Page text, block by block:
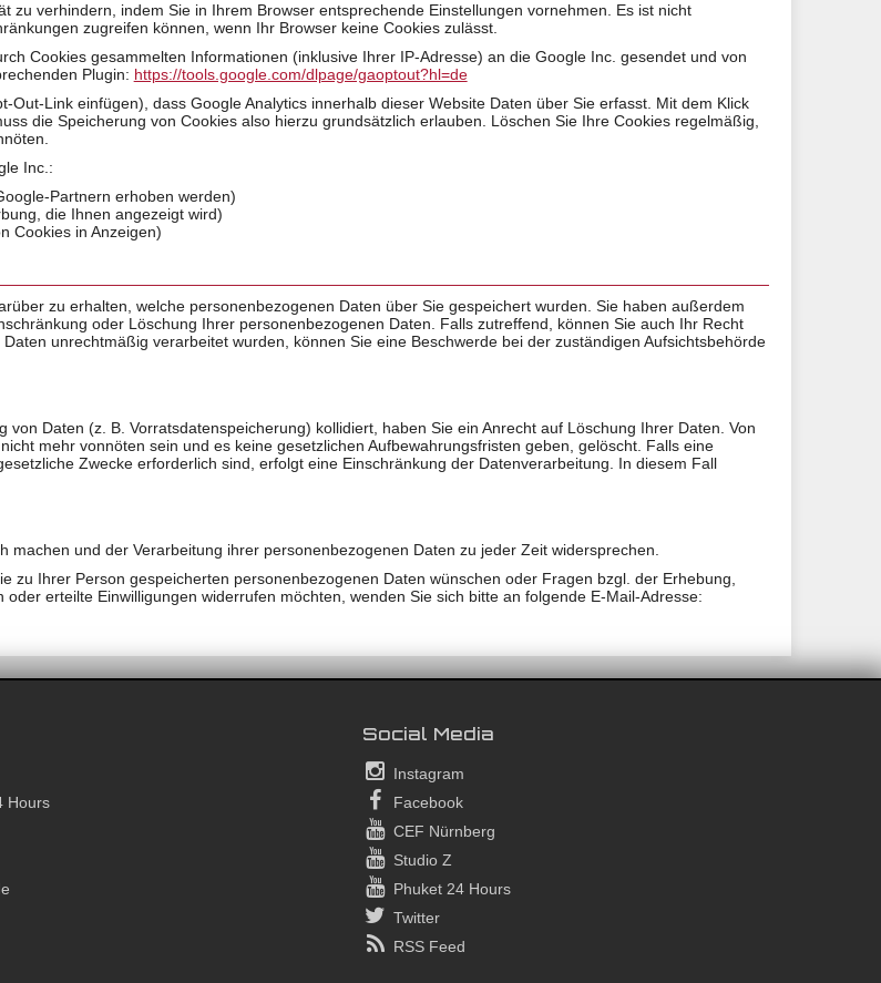
verhindern, indem Sie in Ihrem Browser entsprechende Einstellungen vornehmen. Es ist nicht
zugreifen können, wenn Ihr Browser keine Cookies zulässt.
Cookies gesammelten Informationen (inklusive Ihrer IP-Adresse) an die Google Inc. gesendet und von
Plugin: https://tools.google.com/dlpage/gaoptout?hl=de
Link einfügen), dass Google Analytics innerhalb dieser Website Daten über Sie erfasst. Mit dem Klick
die Speicherung von Cookies also hierzu grundsätzlich erlauben. Löschen Sie Ihre Cookies regelmäßig,
Inc.:
Partnern erhoben werden)
die Ihnen angezeigt wird)
Cookies in Anzeigen)
zu erhalten, welche personenbezogenen Daten über Sie gespeichert wurden. Sie haben außerdem
oder Löschung Ihrer personenbezogenen Daten. Falls zutreffend, können Sie auch Ihr Recht
unrechtmäßig verarbeitet wurden, können Sie eine Beschwerde bei der zuständigen Aufsichtsbehörde
Daten (z. B. Vorratsdatenspeicherung) kollidiert, haben Sie ein Anrecht auf Löschung Ihrer Daten. Von
mehr vonnöten sein und es keine gesetzlichen Aufbewahrungsfristen geben, gelöscht. Falls eine
Zwecke erforderlich sind, erfolgt eine Einschränkung der Datenverarbeitung. In diesem Fall
und der Verarbeitung ihrer personenbezogenen Daten zu jeder Zeit widersprechen.
zu Ihrer Person gespeicherten personenbezogenen Daten wünschen oder Fragen bzgl. der Erhebung,
erteilte Einwilligungen widerrufen möchten, wenden Sie sich bitte an folgende E-Mail-Adresse:
Hours
Social Media
Instagram
Facebook
CEF Nürnberg
Studio Z
Phuket 24 Hours
Twitter
RSS Feed